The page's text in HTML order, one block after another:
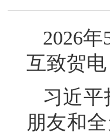
2026
互致贺
习近
朋友和